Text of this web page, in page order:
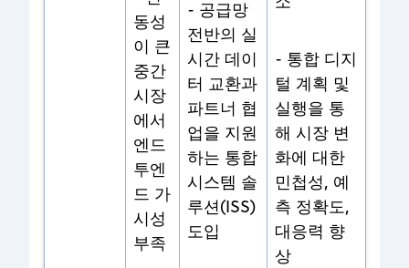
동성
이 큰
중간
시장
에서
엔드
투엔
드 가
시성
부족
- 공급망
전반의 실
시간 데이
터 교환과
파트너 협
업을 지원
하는 통합
시스템 솔
루션(ISS)
도입
- 통합 디지
털 계획 및
실행을 통
해 시장 변
화에 대한
민첩성, 예
측 정확도,
대응력 향
상